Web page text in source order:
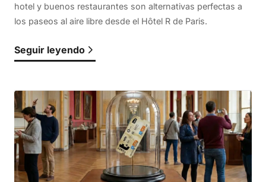
hotel y buenos restaurantes son alternativas perfectas a
los paseos al aire libre desde el Hôtel R de Paris.
Seguir leyendo